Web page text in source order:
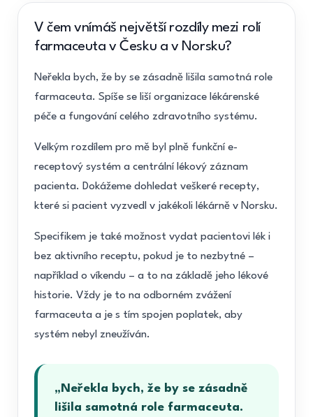
V čem vnímáš největší rozdíly mezi rolí
farmaceuta v Česku a v Norsku?
Neřekla bych, že by se zásadně lišila samotná role
farmaceuta. Spíše se liší organizace lékárenské
péče a fungování celého zdravotního systému.
Velkým rozdílem pro mě byl plně funkční e-
receptový systém a centrální lékový záznam
pacienta. Dokážeme dohledat veškeré recepty,
které si pacient vyzvedl v jakékoli lékárně v Norsku.
Specifikem je také možnost vydat pacientovi lék i
bez aktivního receptu, pokud je to nezbytné –
například o víkendu – a to na základě jeho lékové
historie. Vždy je to na odborném zvážení
farmaceuta a je s tím spojen poplatek, aby
systém nebyl zneužíván.
„Neřekla bych, že by se zásadně
lišila samotná role farmaceuta.